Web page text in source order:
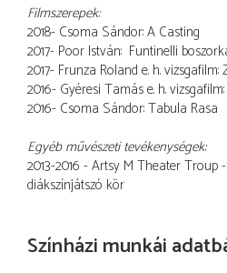
Filmszerepek:
2018- Csoma Sándor: A Casting
2017- Poor István: Funtinelli
2017- Frunza Roland e. h. vizsgafilm:
2016- Gyéresi Tamás e. h.
2016- Csoma Sándor: Tabula Rasa
Egyéb művészeti tevékenységek:
2013-2016 - Artsy M Theater Troup
diákszínjátszó kör
Színházi munkái